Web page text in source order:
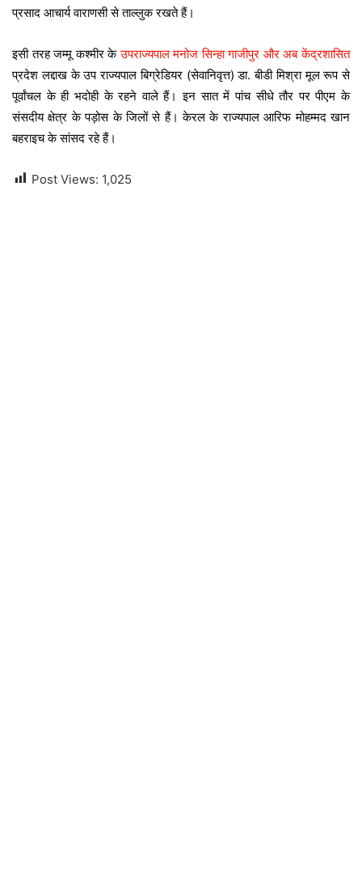
प्रसाद आचार्य वाराणसी से ताल्लुक रखते हैं।
इसी तरह जम्मू कश्मीर केउपराज्यपाल मनोज सिन्हा गाजीपुर और अब केंद्रशासित
प्रदेश लद्दाख के उप राज्यपाल बिग्रेडियर (सेवानिवृत्त) डा. बीडी मिश्रा मूल रूप से
पूर्वांचल के ही भदोही के रहने वाले हैं। इन सात में पांच सीधे तौर पर पीएम के
संसदीय क्षेत्र के पड़ोस के जिलों से हैं। केरल के राज्यपाल आरिफ मोहम्मद खान
बहराइच के सांसद रहे हैं।
Post Views: 1,025